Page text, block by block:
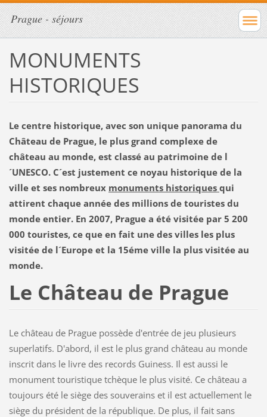
Prague - séjours
MONUMENTS
HISTORIQUES
Le centre historique, avec son unique panorama du
Château de Prague, le plus grand complexe de
château au monde, est classé au patrimoine de l
´UNESCO. C´est justement ce noyau historique de la
ville et ses nombreux monuments historiques qui
attirent chaque année des millions de touristes du
monde entier. En 2007, Prague a été visitée par 5 200
000 touristes, ce que en fait une des villes les plus
visitée de l´Europe et la 15éme ville la plus visitée au
monde.
Le Château de Prague
Le château de Prague possède d'entrée de jeu plusieurs
superlatifs. D'abord, il est le plus grand château au monde
inscrit dans le livre des records Guiness. Il est aussi le
monument touristique tchèque le plus visité. Ce château a
toujours été le siège des souverains et il est actuellement le
siège du président de la république. De plus, il fait sans